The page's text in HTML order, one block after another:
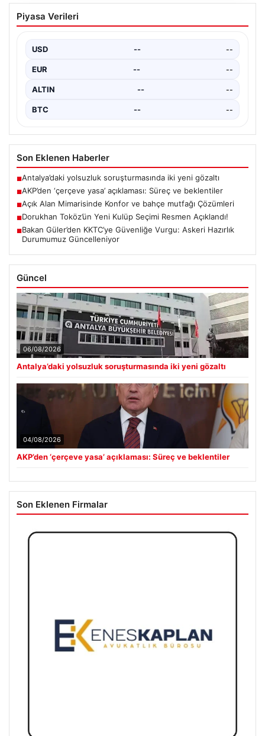
AKP’den ‘çerçeve yasa’ açıklaması:
Süreç ve beklentiler
toplantısını yarın gerçekleştireceklerini belirtti. Güler,
kanun…
Piyasa Verileri
USD -- --
EUR -- --
ALTIN -- --
BTC -- --
Son Eklenen Haberler
■Antalya’daki yolsuzluk soruşturmasında iki yeni gözaltı
■AKP’den ‘çerçeve yasa’ açıklaması: Süreç ve beklentiler
■Açık Alan Mimarisinde Konfor ve bahçe mutfağı Çözümleri
■Dorukhan Toköz’ün Yeni Kulüp Seçimi Resmen Açıklandı!
■Bakan Güler’den KKTC’ye Güvenliğe Vurgu: Askeri Hazırlık
Durumumuz Güncelleniyor
Güncel
06/08/2026
Antalya’daki yolsuzluk soruşturmasında iki yeni gözaltı
04/08/2026
AKP’den ‘çerçeve yasa’ açıklaması: Süreç ve beklentiler
Son Eklenen Firmalar